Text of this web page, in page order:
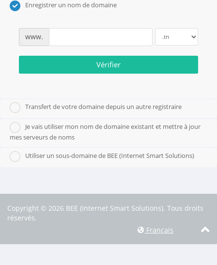
Enregistrer un nom de domaine
www.
Vérifier
Transfert de votre domaine depuis un autre registraire
Je vais utiliser mon nom de domaine existant et mettre à jour
mes serveurs de noms
Utiliser un sous-domaine de BEE (Internet Smart Solutions)
Copyright © 2026 BEE (Internet Smart Solutions). Tous droits
réservés.
Français